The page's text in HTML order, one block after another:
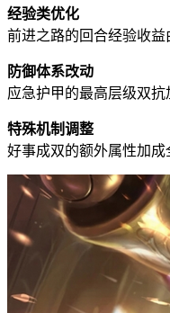
经验类优化
前进之路的回合经验收益
防御体系改动
应急护甲的最高层级双抗
特殊机制调整
好事成双的额外属性加成